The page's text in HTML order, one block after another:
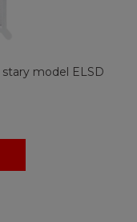
model ELSD